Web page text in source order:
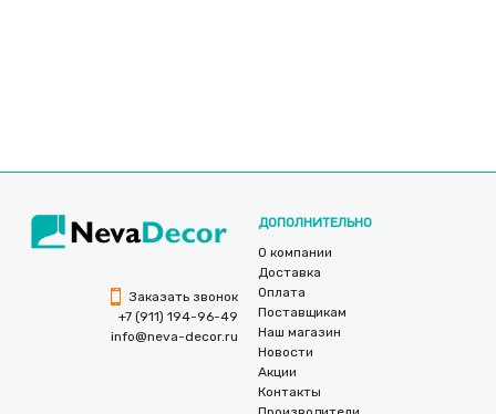
Заказать звонок
+7 (911) 194-96-49
info@neva-decor.ru
ДОПОЛНИТЕЛЬНО
О компании
Доставка
Оплата
Поставщикам
Наш магазин
Новости
Акции
Контакты